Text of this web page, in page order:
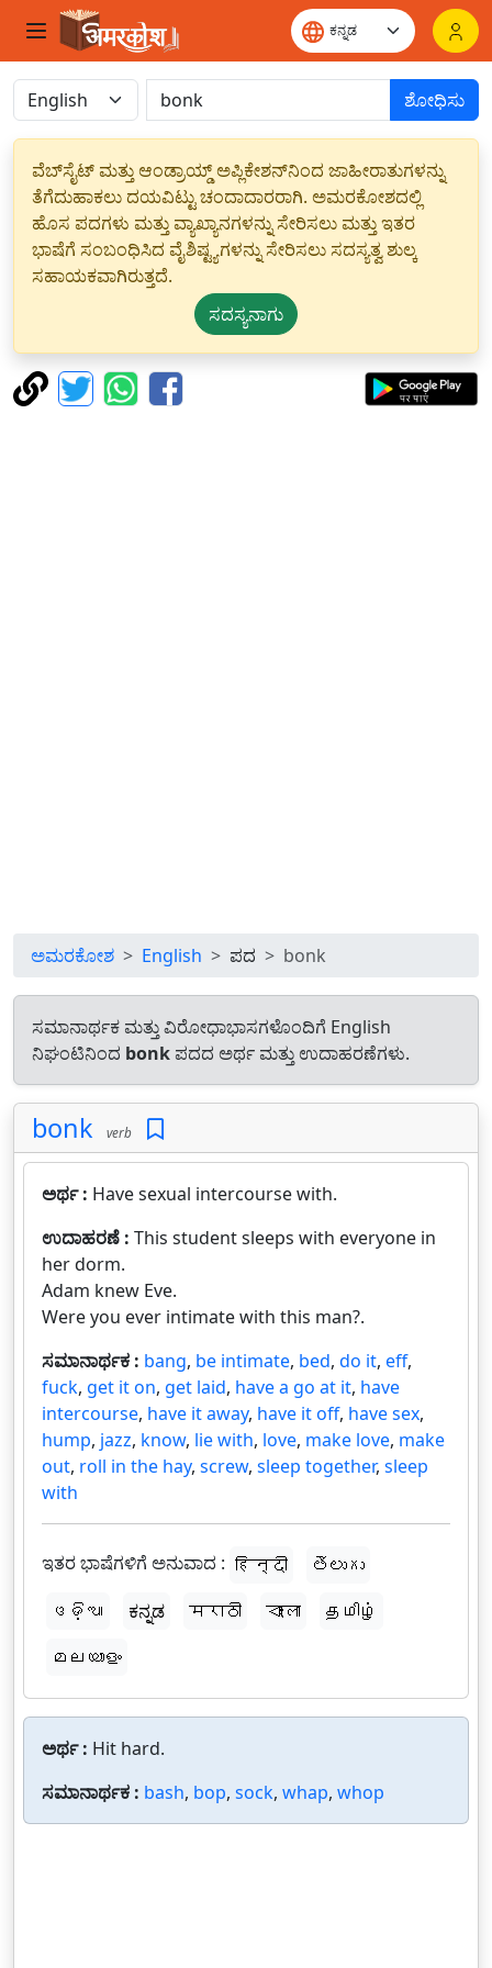
ಶೋಧಿಸು
ವೆಬ್‌ಸೈಟ್ ಮತ್ತು ಆಂಡ್ರಾಯ್ಡ್ ಅಪ್ಲಿಕೇಶನ್‌ನಿಂದ ಜಾಹೀರಾತುಗಳನ್ನು
ತೆಗೆದುಹಾಕಲು ದಯವಿಟ್ಟು ಚಂದಾದಾರರಾಗಿ. ಅಮರಕೋಶದಲ್ಲಿ
ಹೊಸ ಪದಗಳು ಮತ್ತು ವ್ಯಾಖ್ಯಾನಗಳನ್ನು ಸೇರಿಸಲು ಮತ್ತು ಇತರ
ಭಾಷೆಗೆ ಸಂಬಂಧಿಸಿದ ವೈಶಿಷ್ಟ್ಯಗಳನ್ನು ಸೇರಿಸಲು ಸದಸ್ಯತ್ವ ಶುಲ್ಕ
ಸಹಾಯಕವಾಗಿರುತ್ತದೆ.
ಸದಸ್ಯನಾಗು
ಅಮರಕೋಶ English ಪದ bonk
ಸಮಾನಾರ್ಥಕ ಮತ್ತು ವಿರೋಧಾಭಾಸಗಳೊಂದಿಗೆ English
ನಿಘಂಟಿನಿಂದ bonk ಪದದ ಅರ್ಥ ಮತ್ತು ಉದಾಹರಣೆಗಳು.
bonk verb
ಅರ್ಥ : Have sexual intercourse with.
ಉದಾಹರಣೆ : This student sleeps with everyone in
her dorm.
Adam knew Eve.
Were you ever intimate with this man?.
ಸಮಾನಾರ್ಥಕ : bang, be intimate, bed, do it, eff,
fuck, get it on, get laid, have a go at it, have
intercourse, have it away, have it off, have sex,
hump, jazz, know, lie with, love, make love, make
out, roll in the hay, screw, sleep together, sleep
with
ಇತರ ಭಾಷೆಗಳಿಗೆ ಅನುವಾದ : हिन्दी
తెలుగు
ଓଡ଼ିଆ
ಕನ್ನಡ मराठी বাংলা
தமிழ்
മലയാളം
ಅರ್ಥ : Hit hard.
ಸಮಾನಾರ್ಥಕ : bash, bop, sock, whap, whop